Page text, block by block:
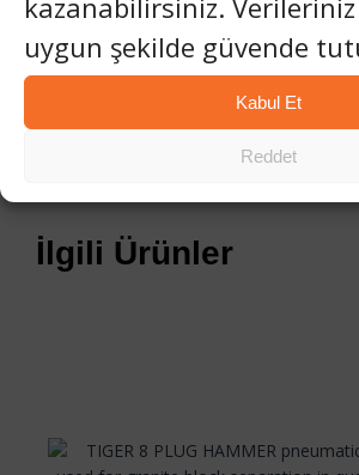
kazanabilirsiniz. Verileriniz
uygun şekilde güvende
Kabul Et
Reddet
Teknik Doküman
İlgili Ürünler